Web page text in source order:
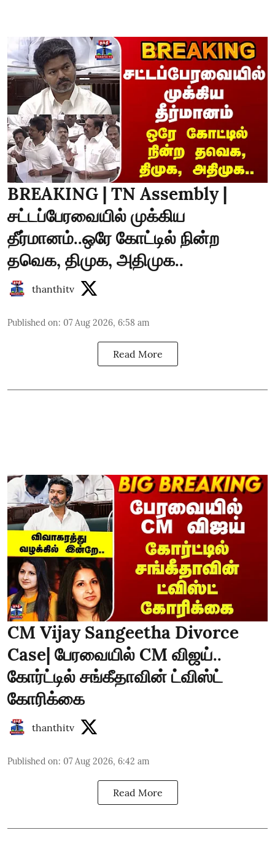
BREAKING | TN Assembly |
சட்டப்பேரவையில் முக்கிய
தீர்மானம்..ஒரே கோட்டில் நின்ற
தவெக, திமுக, அதிமுக..
thanthitv
Published on: 07 Aug 2026, 6:58 am
Read More
CM Vijay Sangeetha Divorce
Case| பேரவையில் CM விஜய்..
கோர்ட்டில் சங்கீதாவின் ட்விஸ்ட்
கோரிக்கை
thanthitv
Published on: 07 Aug 2026, 6:42 am
Read More